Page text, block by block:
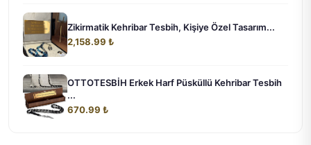
Zikirmatik Kehribar Tesbih, Kişiye Özel Tasarım...
2,158.99 ₺
OTTOTESBİH Erkek Harf Püsküllü Kehribar Tesbih
...
670.99 ₺